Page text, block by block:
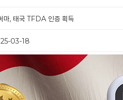
마, 태국 TFDA 인증 획득
03-18